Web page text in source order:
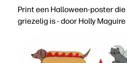
Print een Halloween-poster
griezelig is - door Holly Maguire